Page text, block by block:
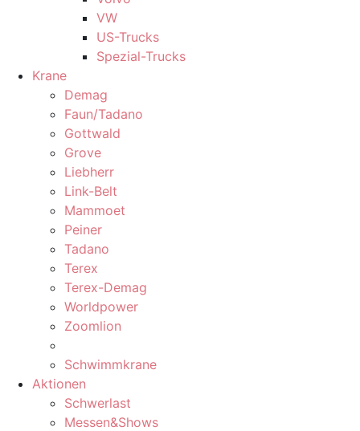
VW
US-Trucks
Spezial-Trucks
Krane
Demag
Faun/Tadano
Gottwald
Grove
Liebherr
Link-Belt
Mammoet
Peiner
Tadano
Terex
Terex-Demag
Worldpower
Zoomlion
Schwimmkrane
Aktionen
Schwerlast
Messen&Shows